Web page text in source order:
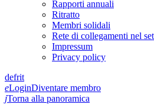
Rapporti annuali
Ritratto
Membri solidali
Rete di collegamenti nel
Impressum
Privacy policy
defrit
eLoginDiventare membro
jTorna alla panoramica